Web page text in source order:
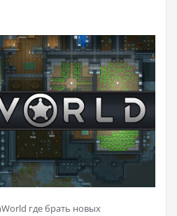
где брать новых